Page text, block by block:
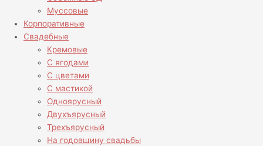
Муссовые
Корпоративные
Свадебные
Кремовые
С ягодами
С цветами
С мастикой
Одноярусный
Двухъярусный
Трехъярусный
На годовщину свадьбы